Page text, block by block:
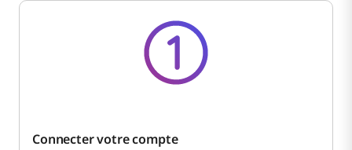
Connecter votre compte